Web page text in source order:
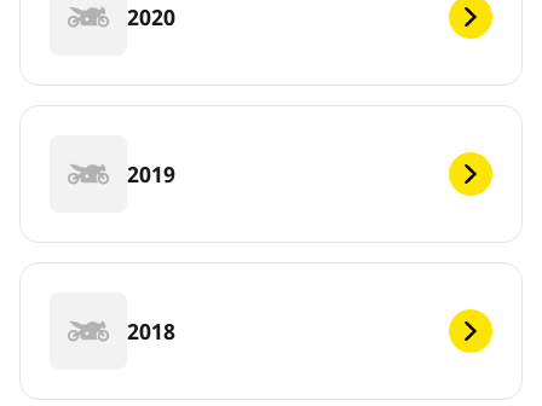
2020
2019
2018